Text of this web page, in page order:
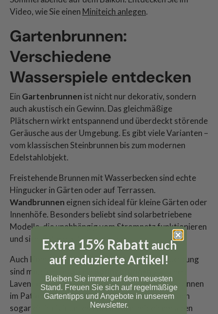
Video, wie Sie einen Miniteich anlegen.
Gartenbrunnen:
Verschiedene
Wasserspiele entdecken
Ein Gartenbrunnen ist nicht nur dekorativ, sondern
auch akustisch ein Gewinn. Das gleichmäßige
Plätschern wirkt entspannend und überdeckt störende
Geräusche aus der Umgebung. Es gibt viele Varianten –
vom klassischen Steinbrunnen bis zum modernen
Edelstahlobjekt.
Freistehende Brunnen mit Wasserbecken sind echte
Hingucker in Gärten oder auf Terrassen.
Wandbrunnen eignen sich ideal für kleine Gärten oder
Innenhöfe. Besonders beliebt sind solarbetriebene
Modelle, die unabhängig vom Stromnetz funktionieren
und sich einfach aufstellen lassen.
Auch Kombinationen mit Pflanzen oder Beleuchtung
sind möglich – etwa ein
Lavendelstauden oder ein beleuchteter Wandbrunnen
im Patio-Stil. Wer es besonders kreativ mag, kann
sogar ein individuelles Wasserspiel mit einem alten
Extra 15% Rabatt auch
auf reduzierte Artikel!
Bleiben Sie immer auf dem neuesten
Stand. Freuen Sie sich auf regelmäßige
Gartentipps und Angebote in unserem
Newsletter.